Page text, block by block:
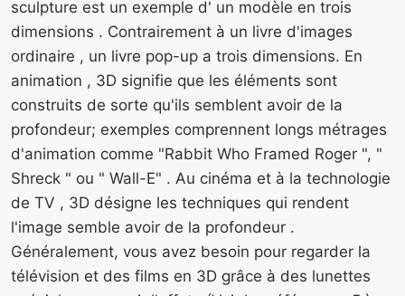
sculpture est un exemple d' un modèle en trois
dimensions . Contrairement à un livre d'images
ordinaire , un livre pop-up a trois dimensions. En
animation , 3D signifie que les éléments sont
construits de sorte qu'ils semblent avoir de la
profondeur; exemples comprennent longs métrages
d'animation comme "Rabbit Who Framed Roger ", "
Shreck " ou " Wall-E" . Au cinéma et à la technologie
de TV , 3D désigne les techniques qui rendent
l'image semble avoir de la profondeur .
Généralement, vous avez besoin pour regarder la
télévision et des films en 3D grâce à des lunettes